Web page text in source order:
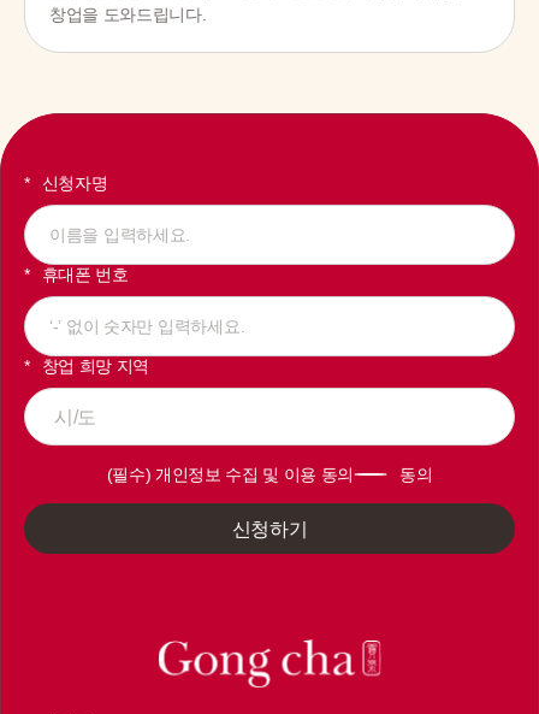
창업을 도와드립니다.
신청자명
휴대폰 번호
창업 희망 지역
시/도
(필수) 개인정보 수집 및 이용 동의 동의
신청하기